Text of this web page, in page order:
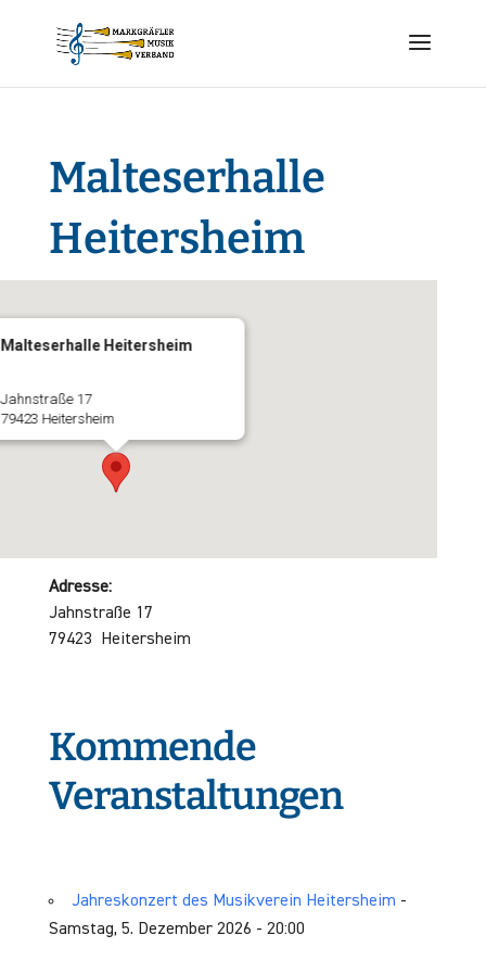
Malteserhalle
Heitersheim
Malteserhalle Heitersheim
Jahnstraße 17
79423 Heitersheim
Adresse:
Jahnstraße 17
79423 Heitersheim
Kommende
Veranstaltungen
Jahreskonzert des Musikverein Heitersheim -
Samstag, 5. Dezember 2026 - 20:00